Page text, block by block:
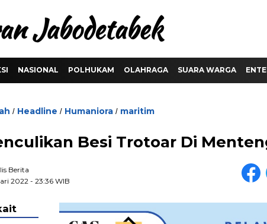
NASIONAL POLHUKAM OLAHRAGA SUARA WARGA
/ Headline / Humaniora / maritim
Besi Trotoar Di
Berita
2022 - 23:36 WIB